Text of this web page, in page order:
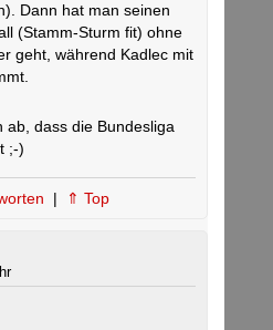
Dann hat man seinen
(Stamm-Sturm fit) ohne
geht, während Kadlec mit
ab, dass die Bundesliga
;-)
| ⇑ Top